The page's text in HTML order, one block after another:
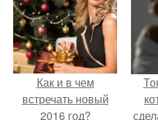
Как и в чем
встречать новый
2016 год?